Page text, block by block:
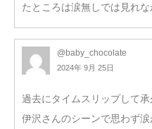
たところは涙無しでは見れな
@baby_chocolate
2024年 9月 25日
過去にタイムスリップして
伊沢さんのシーンで思わず涙